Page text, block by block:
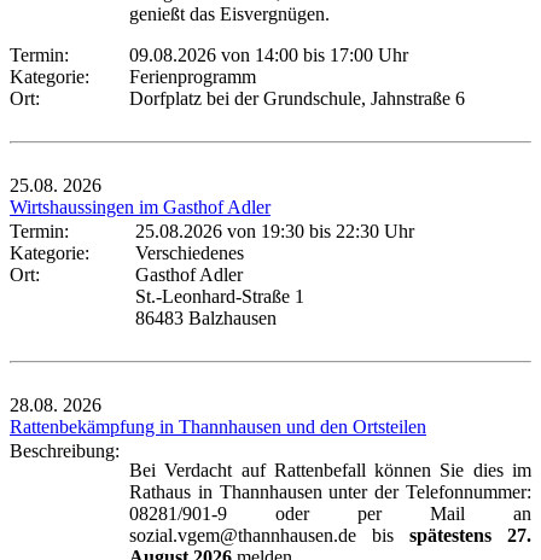
genießt das Eisvergnügen.
Termin:
09.08.2026 von 14:00 bis 17:00 Uhr
Kategorie:
Ferienprogramm
Ort:
Dorfplatz bei der Grundschule, Jahnstraße 6
25.08. 2026
Wirtshaussingen im Gasthof Adler
Termin:
25.08.2026 von 19:30 bis 22:30 Uhr
Kategorie:
Verschiedenes
Ort:
Gasthof Adler
St.-Leonhard-Straße 1
86483 Balzhausen
28.08. 2026
Rattenbekämpfung in Thannhausen und den Ortsteilen
Beschreibung:
Bei Verdacht auf Rattenbefall können Sie dies im
Rathaus in Thannhausen unter der Telefonnummer:
08281/901-9 oder per Mail an
sozial.vgem@thannhausen.de bis spätestens 27.